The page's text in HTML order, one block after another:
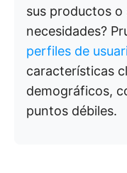
sus productos o
necesidades?
perfiles de
características
demográficos,
puntos débiles.